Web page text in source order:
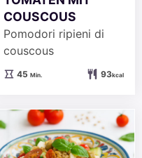
COUSCOUS
Pomodori ripieni di
couscous
45Minuten
Min. 93kcal